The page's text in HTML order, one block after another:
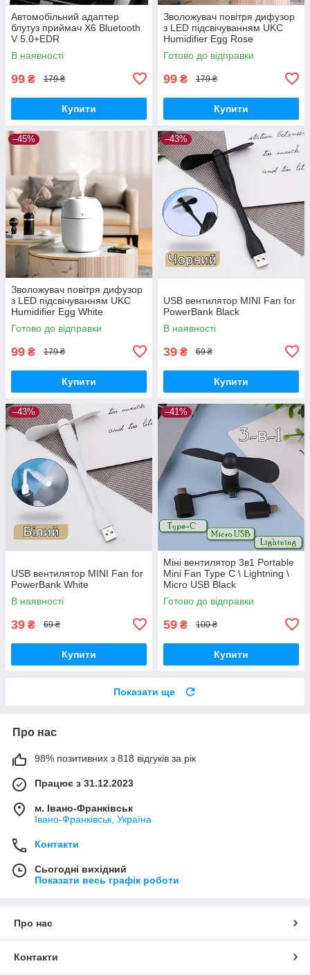
Автомобільний адаптер
блутуз приймач X6 Bluetooth
V 5.0+EDR
В наявності
99 ₴ 179 ₴
Купити
Зволожувач повітря дифузор
з LED підсвічуванням UKC
Humidifier Egg Rose
Готово до відправки
99 ₴ 179 ₴
Купити
–45%
Зволожувач повітря дифузор
з LED підсвічуванням UKC
Humidifier Egg White
Готово до відправки
99 ₴ 179 ₴
Купити
–43%
USB вентилятор MINI Fan for
PowerBank Black
В наявності
39 ₴ 69 ₴
Купити
–43%
USB вентилятор MINI Fan for
PowerBank White
В наявності
39 ₴ 69 ₴
Купити
–41%
Міні вентилятор 3в1 Portable
Mini Fan Type C \ Lightning \
Micro USB Black
Готово до відправки
59 ₴ 100 ₴
Купити
Показати ще
Про нас
98% позитивних з 818 відгуків за рік
Працює з 31.12.2023
м. Івано-Франківськ
Івано-Франківськ, Україна
Контакти
Сьогодні вихідний
Показати весь графік роботи
Про нас
Контакти